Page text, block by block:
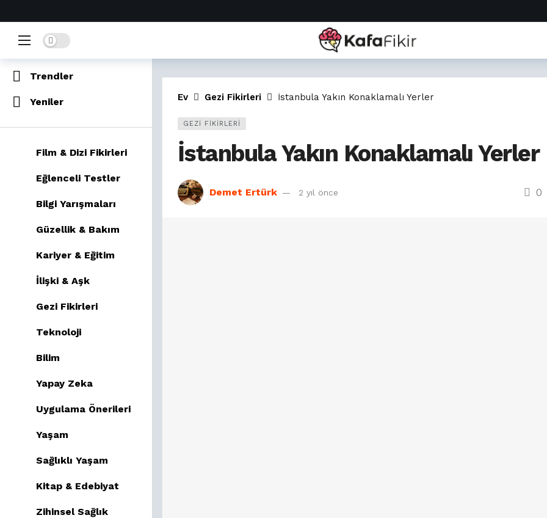
Dark mode
Ev Gezi Fikirleri İstanbula Yakın Konaklamalı Yerler
GEZI FIKIRLERI
İstanbula Yakın Konaklamalı Yerler
Demet Ertürk 2 yıl önce 0
Home
Popüler
Trendler
Yeniler
Film & Dizi Fikirleri
Eğlenceli Testler
Bilgi Yarışmaları
Güzellik & Bakım
Kariyer & Eğitim
İlişki & Aşk
Gezi Fikirleri
Teknoloji
Bilim
Yapay Zeka
Uygulama Önerileri
Yaşam
Sağlıklı Yaşam
Kitap & Edebiyat
Zihinsel Sağlık